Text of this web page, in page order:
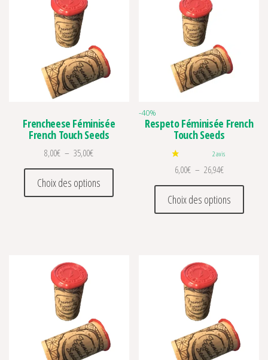
Frencheese Féminisée
French Touch Seeds
8,00€ – 35,00€Plage de prix : 8,00€ à 35,00€
Choix des options
Ce produit a plusieurs variations. Les
-40%
Respeto Féminisée French
Touch Seeds
6,00€ – 26,94€Plage de prix
Choix des options
Ce